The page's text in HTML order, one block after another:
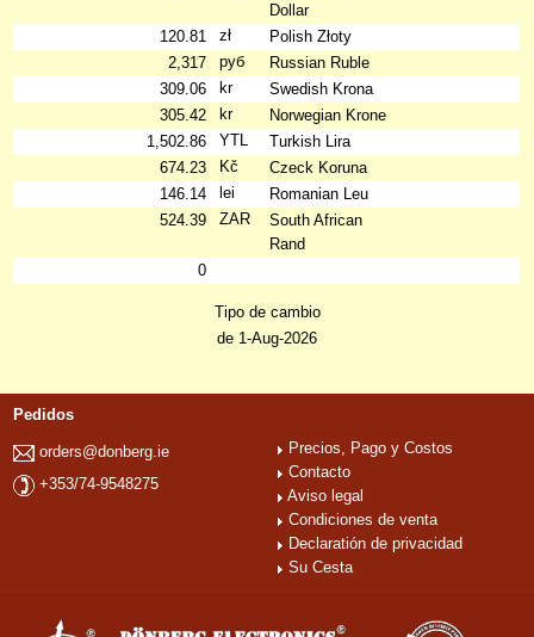
Dollar
120.81
zł
Polish Złoty
2,317
руб
Russian Ruble
309.06
kr
Swedish Krona
305.42
kr
Norwegian Krone
1,502.86
YTL
Turkish Lira
674.23
Kč
Czeck Koruna
146.14
lei
Romanian Leu
524.39
ZAR
South African
Rand
0
Tipo de cambio
de 1-Aug-2026
Pedidos
orders@donberg.ie
+353/74-9548275
Precios, Pago y Costos
Contacto
Aviso legal
Condiciones de venta
Declaratión de privacidad
Su Cesta